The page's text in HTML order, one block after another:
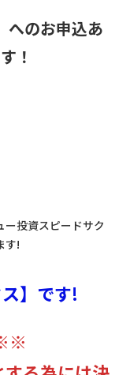
へのお申込あ
！
ー投資スピードサク
す!
】です!